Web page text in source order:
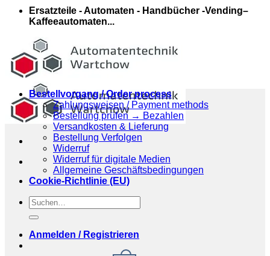
Ersatzteile - Automaten - Handbücher -Vending–
Kaffeeautomaten...
Bestellvorgang / Order process
Zahlungsweisen / Payment methods
Bestellung prüfen → Bezahlen
Versandkosten & Lieferung
Bestellung Verfolgen
Widerruf
Widerruf für digitale Medien
Allgemeine Geschäftsbedingungen
Cookie-Richtlinie (EU)
Suchen
nach:
Anmelden / Registrieren